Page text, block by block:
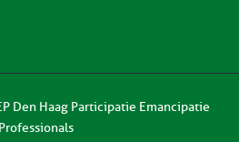
Den Haag Participatie Emancipatie
Professionals